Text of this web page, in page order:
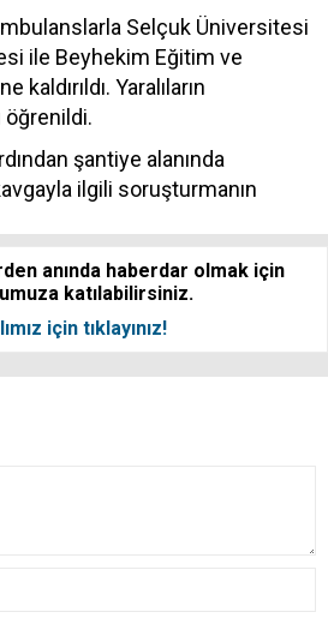
Selçuk Üniversitesi
ile Beyhekim Eğitim ve
kaldırıldı. Yaralıların
şantiye alanında
ilgili soruşturmanın
anında haberdar olmak için
katılabilirsiniz.
için tıklayınız!